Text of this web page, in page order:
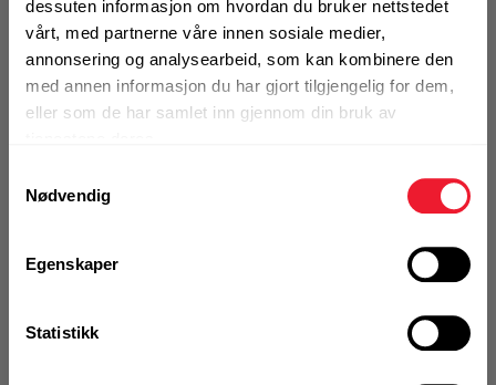
dessuten informasjon om hvordan du bruker nettstedet
vårt, med partnerne våre innen sosiale medier,
annonsering og analysearbeid, som kan kombinere den
med annen informasjon du har gjort tilgjengelig for dem,
eller som de har samlet inn gjennom din bruk av
Nødvendig
Egenskaper
Statistikk
Art.nr. 707559
Merkebokstav X-MC S-5,6/6 E
På nettlager
Logg inn eller
registrer deg for å